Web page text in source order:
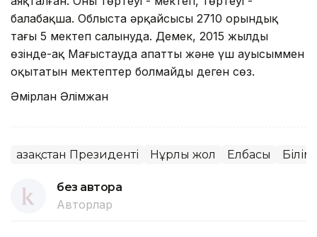
балабақша. Облыста әрқайсысы 2710 орындық
тағы 5 мектеп салынуда. Демек, 2015 жылдың
өзінде-ақ Маңғыстауда апатты және үш ауысыммен
оқытатын мектептер болмайды деген сөз.
Әмірлан Әлімжан
Қазақстан Президенті Нұрлы жол Елбасы Білім
без автора
Авторлар